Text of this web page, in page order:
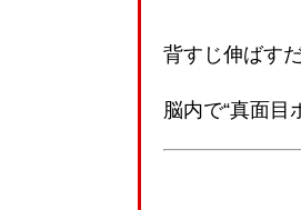
背すじ伸ばすだ
脳内で“真面目